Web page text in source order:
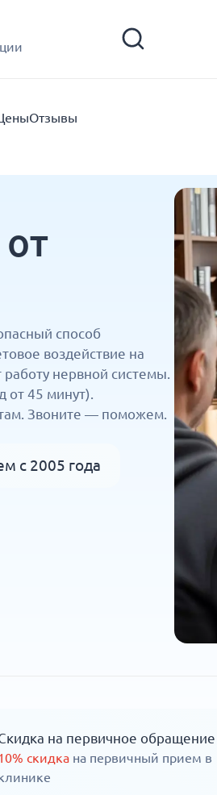
Отзывы
способ
воздействие на
работу нервной системы.
от 45 минут).
Звоните — поможем.
с 2005 года
на первичное обращение
скидка на первичный прием в